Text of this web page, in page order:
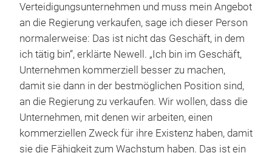
Verteidigungsunternehmen und muss mein Angebot
an die Regierung verkaufen, sage ich dieser Person
normalerweise: Das ist nicht das Geschäft, in dem
ich tätig bin“, erklärte Newell. „Ich bin im Geschäft,
Unternehmen kommerziell besser zu machen,
damit sie dann in der bestmöglichen Position sind,
an die Regierung zu verkaufen. Wir wollen, dass die
Unternehmen, mit denen wir arbeiten, einen
kommerziellen Zweck für ihre Existenz haben, damit
sie die Fähigkeit zum Wachstum haben. Das ist ein